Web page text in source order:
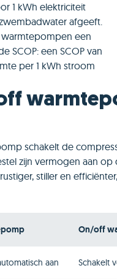
1 kWh elektriciteit
afgeeft.
een
SCOP: een SCOP van
per 1 kWh stroom
schakelt de
zijn vermogen aan op
stiller en
On/off
aan Schakelt